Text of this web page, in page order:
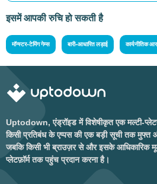
इसमें आपकी रुचि हो सकती है
मॉन्स्टर-टेमिंग गेम्स बारी-आधारित लड़ाई कार्यनीतिक
Uptodown, एंड्रॉइड में विशेषीकृत एक मल्टी-
किसी प्रतिबंध के एप्पस की एक बड़ी सूची तक मुफ्त
जबकि किसी भी ब्राउज़र से और इसके आधिकारिक
प्लेटफ़ॉर्म तक पहुंच प्रदान करना है।